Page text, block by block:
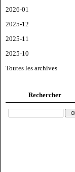
2026-01
2025-12
2025-11
2025-10
Toutes les archives
Rechercher